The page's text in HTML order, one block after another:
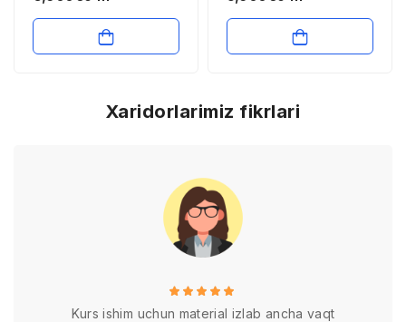
Xaridorlarimiz fikrlari
Kurs ishim uchun material izlab ancha vaqt